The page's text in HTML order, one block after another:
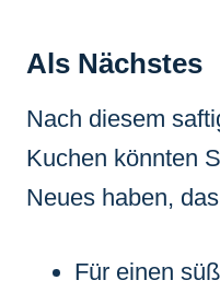
Als Nächstes
Nach diesem
Kuchen könnten
Neues haben,
Für einen